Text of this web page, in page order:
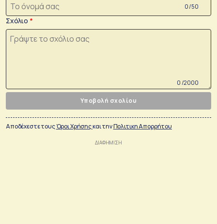
0 /50
Σχόλιο
0 /2000
Υποβολή σχολίου
Αποδέχεστε τουςΌροι Χρήσηςκαι τηνΠολιτικη Απορρήτου